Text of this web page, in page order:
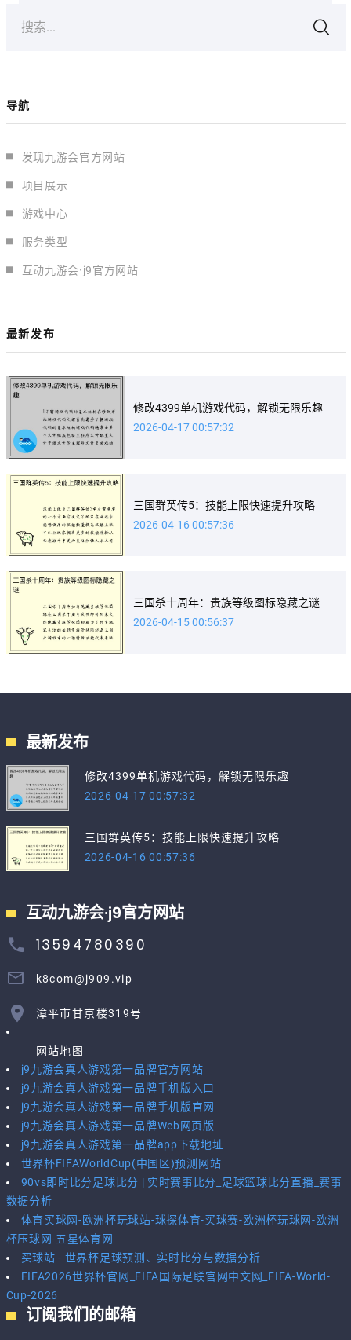
搜索...
导航
发现九游会官方网站
项目展示
游戏中心
服务类型
互动九游会·j9官方网站
最新发布
修改4399单机游戏代码，解锁无限乐趣
2026-04-17 00:57:32
三国群英传5：技能上限快速提升攻略
2026-04-16 00:57:36
三国杀十周年：贵族等级图标隐藏之谜
2026-04-15 00:56:37
最新发布
修改4399单机游戏代码，解锁无限乐趣
2026-04-17 00:57:32
三国群英传5：技能上限快速提升攻略
2026-04-16 00:57:36
互动九游会·j9官方网站
13594780390
k8com@j909.vip
漳平市甘京楼319号
网站地图
j9九游会真人游戏第一品牌官方网站
j9九游会真人游戏第一品牌手机版入口
j9九游会真人游戏第一品牌手机版官网
j9九游会真人游戏第一品牌Web网页版
j9九游会真人游戏第一品牌app下载地址
世界杯FIFAWorldCup(中国区)预测网站
90vs即时比分足球比分 | 实时赛事比分_足球篮球比分直播_赛事
数据分析
体育买球网-欧洲杯玩球站-球探体育-买球赛-欧洲杯玩球网-欧洲
杯压球网-五星体育网
买球站 - 世界杯足球预测、实时比分与数据分析
FIFA2026世界杯官网_FIFA国际足联官网中文网_FIFA-World-
Cup-2026
订阅我们的邮箱